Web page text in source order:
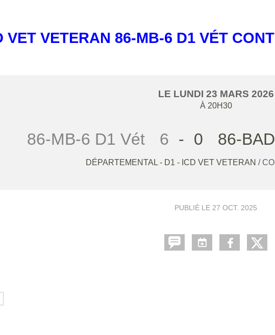
VET VETERAN 86-MB-6 D1 VÉT
LE LUNDI 23 MARS 2026
À 20H30
86-MB-6 D1 Vét 6 - 0 86-
DÉPARTEMENTAL - D1 - ICD VET VETERAN /
PUBLIÉ LE 27 OCT. 2025